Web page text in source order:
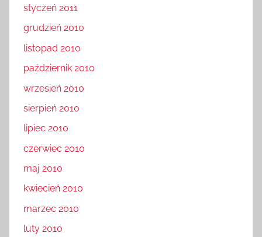
styczeń 2011
grudzień 2010
listopad 2010
październik 2010
wrzesień 2010
sierpień 2010
lipiec 2010
czerwiec 2010
maj 2010
kwiecień 2010
marzec 2010
luty 2010